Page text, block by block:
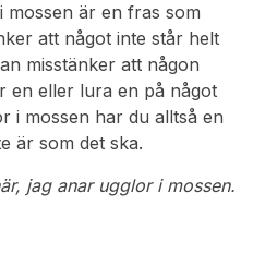
mossen är en fras som
att något inte står helt
misstänker att någon
en eller lura en på något
i mossen har du alltså en
är som det ska.
jag anar ugglor i mossen.